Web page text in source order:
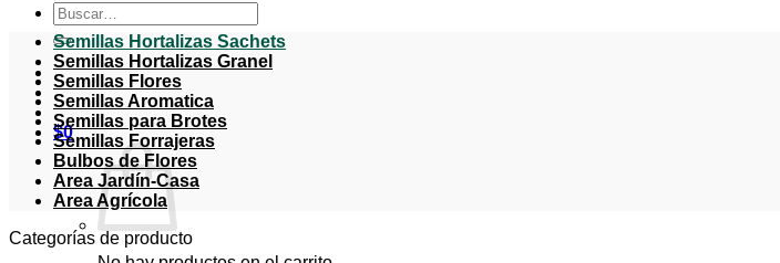
Buscar
por:
$0
Semillas Hortalizas Sachets
Semillas Hortalizas Granel
Semillas Flores
Semillas Aromatica
Semillas para Brotes
Semillas Forrajeras
Bulbos de Flores
Area Jardín-Casa
Area Agrícola
Categorías de producto